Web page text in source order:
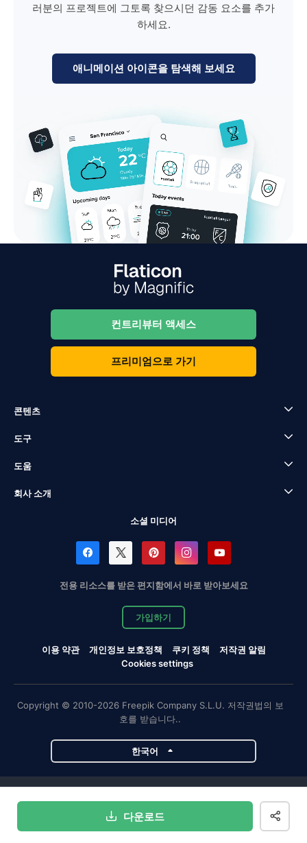
다운로드
러분의 프로젝트에 그토록 찾으시던 감동 요소를 추가
하세요.
애니메이션 아이콘을 탐색해 보세요
컨트리뷰터 액세스
프리미엄으로 가기
콘텐츠
도구
도움
회사 소개
소셜 미디어
전용 리소스를 받은 편지함에서 바로 받아보세요
가입하기
이용 약관 개인정보 보호정책 쿠키 정책
저작권 알림
Cookies settings
Copyright © 2010-2026 Freepik Company S.L.U. 저작권법의 보
호를 받습니다..
한국어
Magnific Flaticon